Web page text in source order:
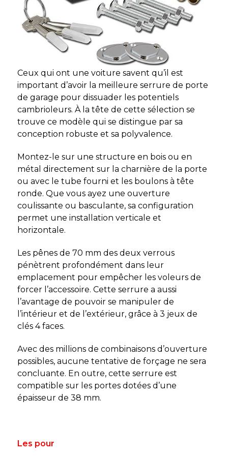
Ceux qui ont une voiture savent qu’il est
important d’avoir la meilleure serrure de porte
de garage pour dissuader les potentiels
cambrioleurs. À la tête de cette sélection se
trouve ce modèle qui se distingue par sa
conception robuste et sa polyvalence.
Montez-le sur une structure en bois ou en
métal directement sur la charnière de la porte
ou avec le tube fourni et les boulons à tête
ronde. Que vous ayez une ouverture
coulissante ou basculante, sa configuration
permet une installation verticale et
horizontale.
Les pênes de 70 mm des deux verrous
pénètrent profondément dans leur
emplacement pour empêcher les voleurs de
forcer l’accessoire. Cette serrure a aussi
l’avantage de pouvoir se manipuler de
l’intérieur et de l’extérieur, grâce à 3 jeux de
clés 4 faces.
Avec des millions de combinaisons d’ouverture
possibles, aucune tentative de forçage ne sera
concluante. En outre, cette serrure est
compatible sur les portes dotées d’une
épaisseur de 38 mm.
Les pour